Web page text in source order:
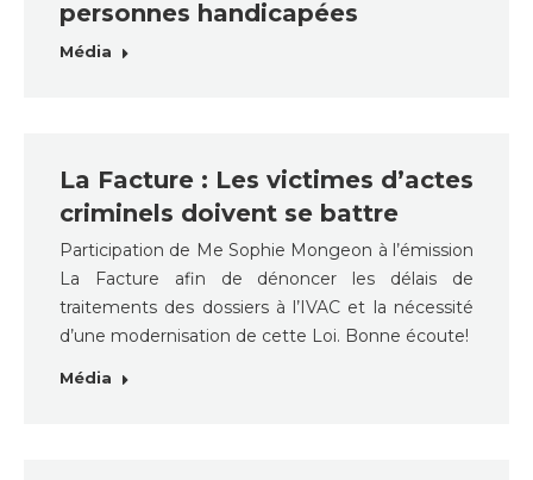
personnes handicapées
Média
La Facture : Les victimes d’actes
criminels doivent se battre
Participation de Me Sophie Mongeon à l’émission
La Facture afin de dénoncer les délais de
traitements des dossiers à l’IVAC et la nécessité
d’une modernisation de cette Loi. Bonne écoute!
Média